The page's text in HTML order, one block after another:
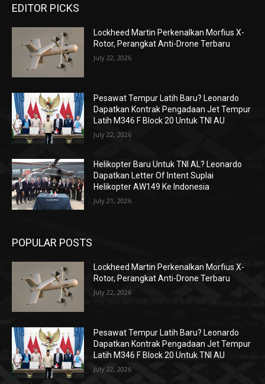
EDITOR PICKS
Lockheed Martin Perkenalkan Morfius X-
Rotor, Perangkat Anti-Drone Terbaru
July 22, 2026
Pesawat Tempur Latih Baru? Leonardo
Dapatkan Kontrak Pengadaan Jet Tempur
Latih M346 F Block 20 Untuk TNI AU
July 22, 2026
Helikopter Baru Untuk TNI AL? Leonardo
Dapatkan Letter Of Intent Suplai
Helikopter AW149 Ke Indonesia
July 21, 2026
POPULAR POSTS
Lockheed Martin Perkenalkan Morfius X-
Rotor, Perangkat Anti-Drone Terbaru
July 22, 2026
Pesawat Tempur Latih Baru? Leonardo
Dapatkan Kontrak Pengadaan Jet Tempur
Latih M346 F Block 20 Untuk TNI AU
July 22, 2026